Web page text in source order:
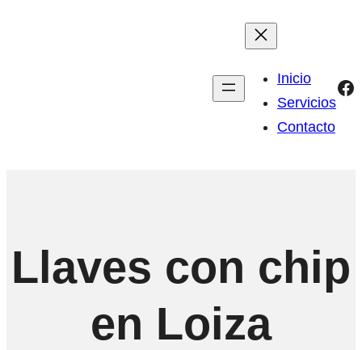
Inicio
Servicios
Contacto
Llaves con chip
en Loiza